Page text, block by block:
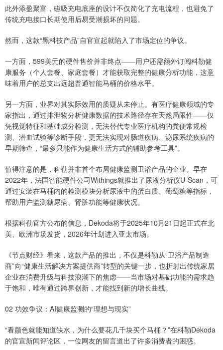
此外添盈聚富，磁吸充电底座的设计不仅简化了充电流程，也避免了
传统充电接口长期使用后易受潮损坏的问题。
然而，这款“黑科技产品”自官宣起就陷入了市场定位的争议。
一方面，599美元的硬件售价并非终点——用户还需额外订阅科勒健
康服务（个人套餐、家庭套餐）才能获取完整的健康分析功能，这意
味着用户的总支出远超普通智能马桶的价格水平。
另一方面，业界对其实际效用的质疑从未停止。有医疗健康领域的专
家指出，通过排泄物分析健康数据的技术路径存在天然局限性——仅
凭视觉特征和基础成分检测，无法替代专业医疗机构的粪便常规检
测、潜血试验等诊断手段，更无法实现对肠道疾病、泌尿系统疾病的
早期筛查，“最多只能作为健康生活方式的辅助参考工具”。
值得注意的是，科勒并非首个布局健康监测卫浴产品的企业。早在
2022年，法国智能硬件公司Withings就推出了尿液分析仪U-Scan，可
通过安装在马桶内的检测模块分析尿液中的蛋白质、葡萄糖等指标，
帮助用户监测糖尿病、肾脏功能等健康状况。
根据科勒官方公布的信息，Dekoda将于2025年10月21日起正式在北
美、欧洲市场发货，2026年计划进入亚太市场。
《节点财经》看来，这款产品的推出，不仅是科勒从“卫浴产品制造
商”向“健康生活解决方案提供商”转型的关键一步，也折射出传统家居
企业在消费升级与科技浪潮下的焦虑——当市场对基础功能的需求趋
于饱和，唯有通过跨界创新，才能找到新的增长曲线。
02 功效争议：AI健康监测的“理想与现实”
“看颜色就能知道缺水，为什么要花几千块买个马桶？”在科勒Dekoda
的官宣新闻评论区，一位网友的留言道出了许多消费者的困惑。